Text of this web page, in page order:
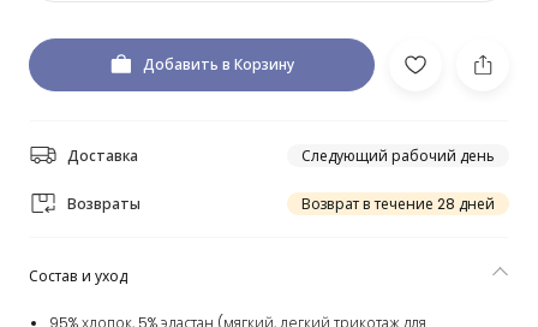
Добавить в Корзину
Доставка Следующий рабочий день
Возвраты Возврат в течение 28 дней
Состав и уход
95% хлопок, 5% эластан (мягкий, легкий трикотаж для